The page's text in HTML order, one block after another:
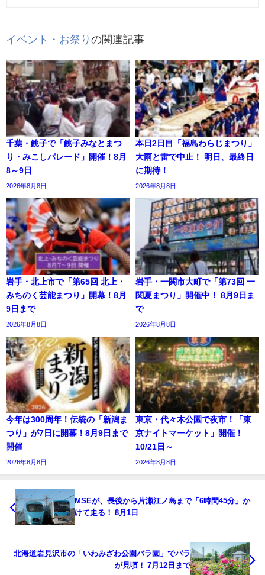
イベント・お祭り の関連記事
千葉・銚子で「銚子みなとまつ
り・みこしパレード」開催！8月
8～9日
2026年8月8日
本日2日目「福島わらじまつり」
大雨と雷で中止！ 明日、最終日
に期待！
2026年8月8日
岩手・北上市で「第65回 北上・
みちのく芸能まつり」開幕！8月
9日まで
2026年8月8日
岩手・一関市大町で「第73回 一
関夏まつり」開催中！ 8月9日ま
で
2026年8月8日
今年は300周年！伝統の「新潟ま
つり」が7日に開幕！8月9日まで
開催
2026年8月8日
東京・代々木公園で夜市！「東
京ナイトマーケット」開催！
10/21日～
2026年8月8日
MSEが、長後から片瀬江ノ島まで「6時間45分」か
けて走る！ 8月1日
北海道岩見沢市の「いわみざわ公園バラ園」でバラ
が見頃！ 7月12日まで